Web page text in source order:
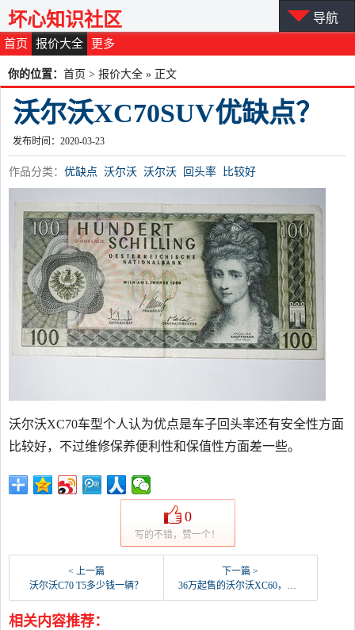
首页 报价大全 更多
坏心知识社区 导航
你的位置： 首页 > 报价大全 » 正文
沃尔沃XC70SUV优缺点？
发布时间：2020-03-23
作品分类： 优缺点 沃尔沃 沃尔沃 回头率 比较好
沃尔沃XC70车型个人认为优点是车子回头率还有安全性方面
比较好，不过维修保养便利性和保值性方面差一些。
0
写的不错，赞一个！
< 上一篇
沃尔沃C70 T5多少钱一辆？
下一篇 >
36万起售的沃尔沃XC60，真的有实力叫板宝马X3、奥迪Q5吗？
相关内容推荐：